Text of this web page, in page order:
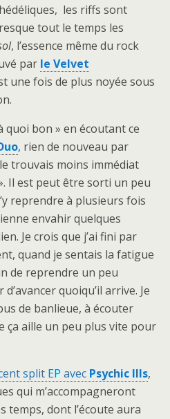
les riffs sont
tout le temps les
, l’essence même du rock
par le Velvet
une fois de plus noyée sous
quoi bon » en écoutant ce
, rien de nouveau par
trouvais moins immédiat
Il est peut être sorti un peu
reprendre à plusieurs fois
envahir quelques
Je crois que j’ai fini par
quand je sentais la fatigue
de reprendre un peu
quoiqu’il arrive. Je
de banlieue, à écouter
ça aille un peu plus vite pour
split EP avec Psychic Ills,
qui m’accompagneront
temps, dont l’écoute aura